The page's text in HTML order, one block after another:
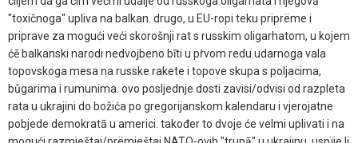
"toxičnoga" upliva na balkan. drugo, u EU-ropi teku priprëme i
priprave za mogući veći skorošnji rat s russkim oligarhatom, u kojem
ćē balkanski narodi nedvojbeno bīti u pṙvom redu udarnoga vala
topovskoga mesa na russke rakete i topove skupa s poljacima,
bůgarima i rumunima. ovo posljednje dosti zavisi/odvisi od razpleta
rata u ukrajini do božića po gregorijanskom kalendaru i vjerojatne
pobjede demokratā u americi. također to dvoje će velmi uplivati i na